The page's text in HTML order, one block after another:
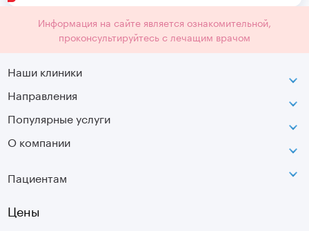
Информация на сайте является ознакомительной,
проконсультируйтесь с лечащим врачом
Наши клиники
ВДНХ
г. Москва, ул. Стромынка, д. 11
Направления
Неврология
Ортопедия-травматология
Популярные услуги
МРТ
УЗИ
О компании
Инфо
Пациентам
Цены